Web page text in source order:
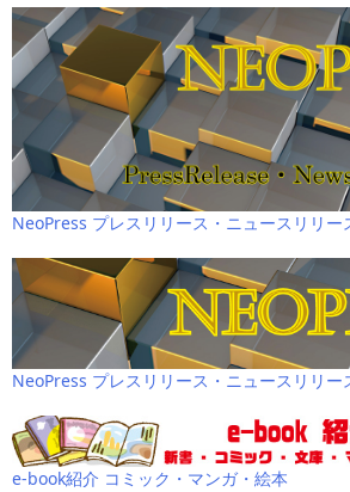
NeoPress プレスリリース・ニュースリリー
NeoPress プレスリリース・ニュースリリー
e-book紹介 コミック・マンガ・絵本